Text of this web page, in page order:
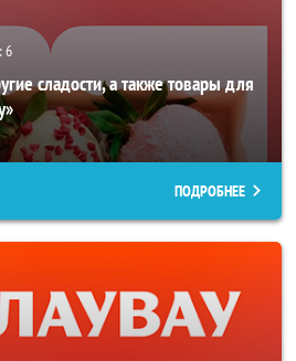
6
сладости, а также товары для
ПОДРОБНЕЕ